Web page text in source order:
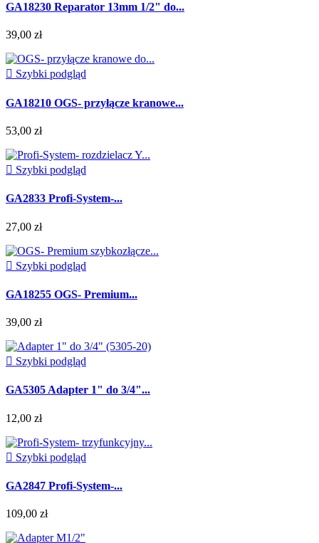
GA18230 Reparator 13mm 1/2" do...
39,00 zł
 Szybki podgląd
GA18210 OGS- przyłącze kranowe...
53,00 zł
 Szybki podgląd
GA2833 Profi-System-...
27,00 zł
 Szybki podgląd
GA18255 OGS- Premium...
39,00 zł
 Szybki podgląd
GA5305 Adapter 1" do 3/4"...
12,00 zł
 Szybki podgląd
GA2847 Profi-System-...
109,00 zł